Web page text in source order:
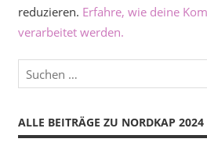
reduzieren. Erfahre, wie deine
verarbeitet werden.
ALLE BEITRÄGE ZU NORDKAP 2024